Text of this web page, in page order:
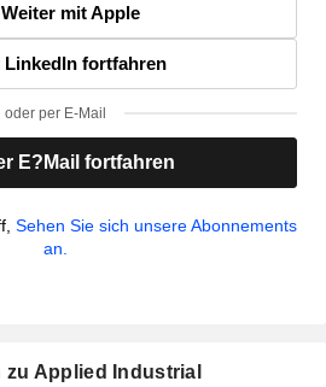
Weiter mit Apple
LinkedIn fortfahren
oder per E-Mail
E?Mail fortfahren
Sehen Sie sich unsere Abonnements
an.
Applied Industrial